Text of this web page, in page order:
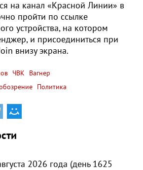
на канал «Красной Линии» в
пройти по ссылке
устройства, на котором
и присоединиться при
внизу экрана.
ЧВК
Вагнер
Политика
2026 года (день 1625